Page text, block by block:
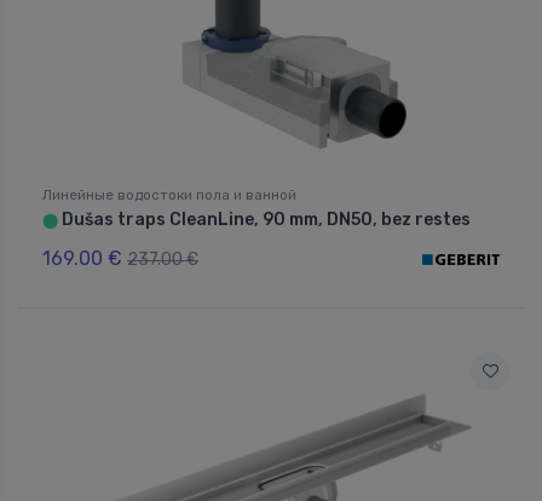
Линейные водостоки пола и ванной
⬤ Dušas traps CleanLine, 90 mm, DN50, bez restes
169.00 € 237.00 €